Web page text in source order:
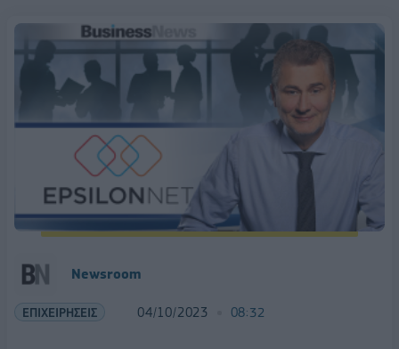
Newsroom
ΕΠΙΧΕΙΡΗΣΕΙΣ 04/10/2023 08:32